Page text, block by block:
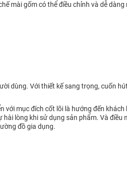
mài gốm có thể điều chỉnh và dễ
dùng. Với thiết kế sang trọng, cuốn
mục đích cốt lõi là hướng đến
lòng khi sử dụng sản phẩm. Và
đồ gia dụng.